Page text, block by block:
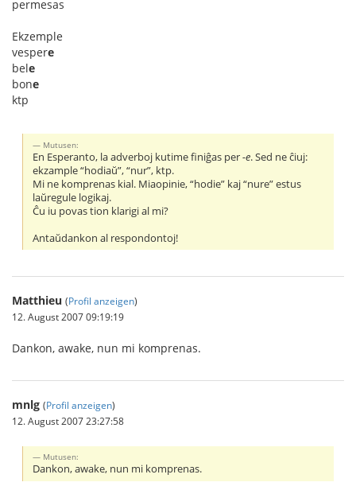
permesas
Ekzemple
vespere
bele
bone
ktp
Mutusen:
En Esperanto, la adverboj kutime finiĝas per-e. Sed ne ĉiuj:
ekzample “hodiaŭ”, “nur”, ktp.
Mi ne komprenas kial. Miaopinie, “hodie” kaj “nure” estus
laŭregule logikaj.
Ĉu iu povas tion klarigi al mi?
Antaŭdankon al respondontoj!
Matthieu (Profil anzeigen)
12. August 2007 09:19:19
Dankon, awake, nun mi komprenas.
mnlg (Profil anzeigen)
12. August 2007 23:27:58
Mutusen:
Dankon, awake, nun mi komprenas.